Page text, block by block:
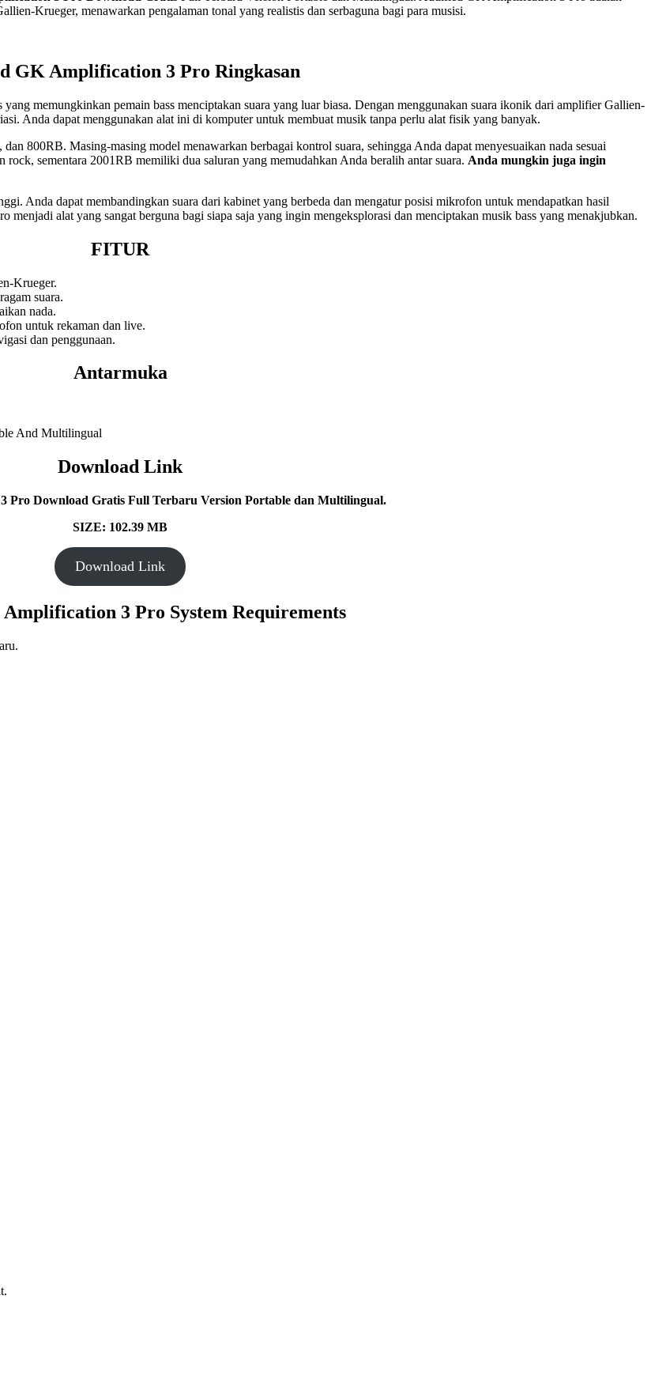
Krueger, menawarkan pengalaman tonal yang realistis dan serbaguna bagi para musisi.
GK Amplification 3 Pro Ringkasan
memungkinkan pemain bass menciptakan suara yang luar biasa. Dengan menggunakan suara ikonik dari amplifier Gallien-
Anda dapat menggunakan alat ini di komputer untuk membuat musik tanpa perlu alat fisik yang banyak.
800RB. Masing-masing model menawarkan berbagai kontrol suara, sehingga Anda dapat menyesuaikan nada sesuai
sementara 2001RB memiliki dua saluran yang memudahkan Anda beralih antar suara. Anda mungkin juga ingin
Anda dapat membandingkan suara dari kabinet yang berbeda dan mengatur posisi mikrofon untuk mendapatkan hasil
alat yang sangat berguna bagi siapa saja yang ingin mengeksplorasi dan menciptakan musik bass yang menakjubkan.
FITUR
Krueger.
suara.
nada.
untuk rekaman dan live.
dan penggunaan.
Antarmuka
Download Link
Pro Download Gratis Full Terbaru Version Portable dan Multilingual.
SIZE: 102.39 MB
Download Link
3 Pro System Requirements